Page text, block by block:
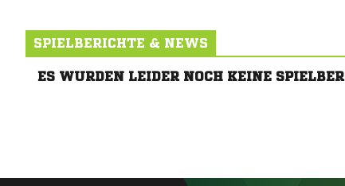
SPIELBERICHTE & NEWS
ES WURDEN LEIDER NOCH KEINE